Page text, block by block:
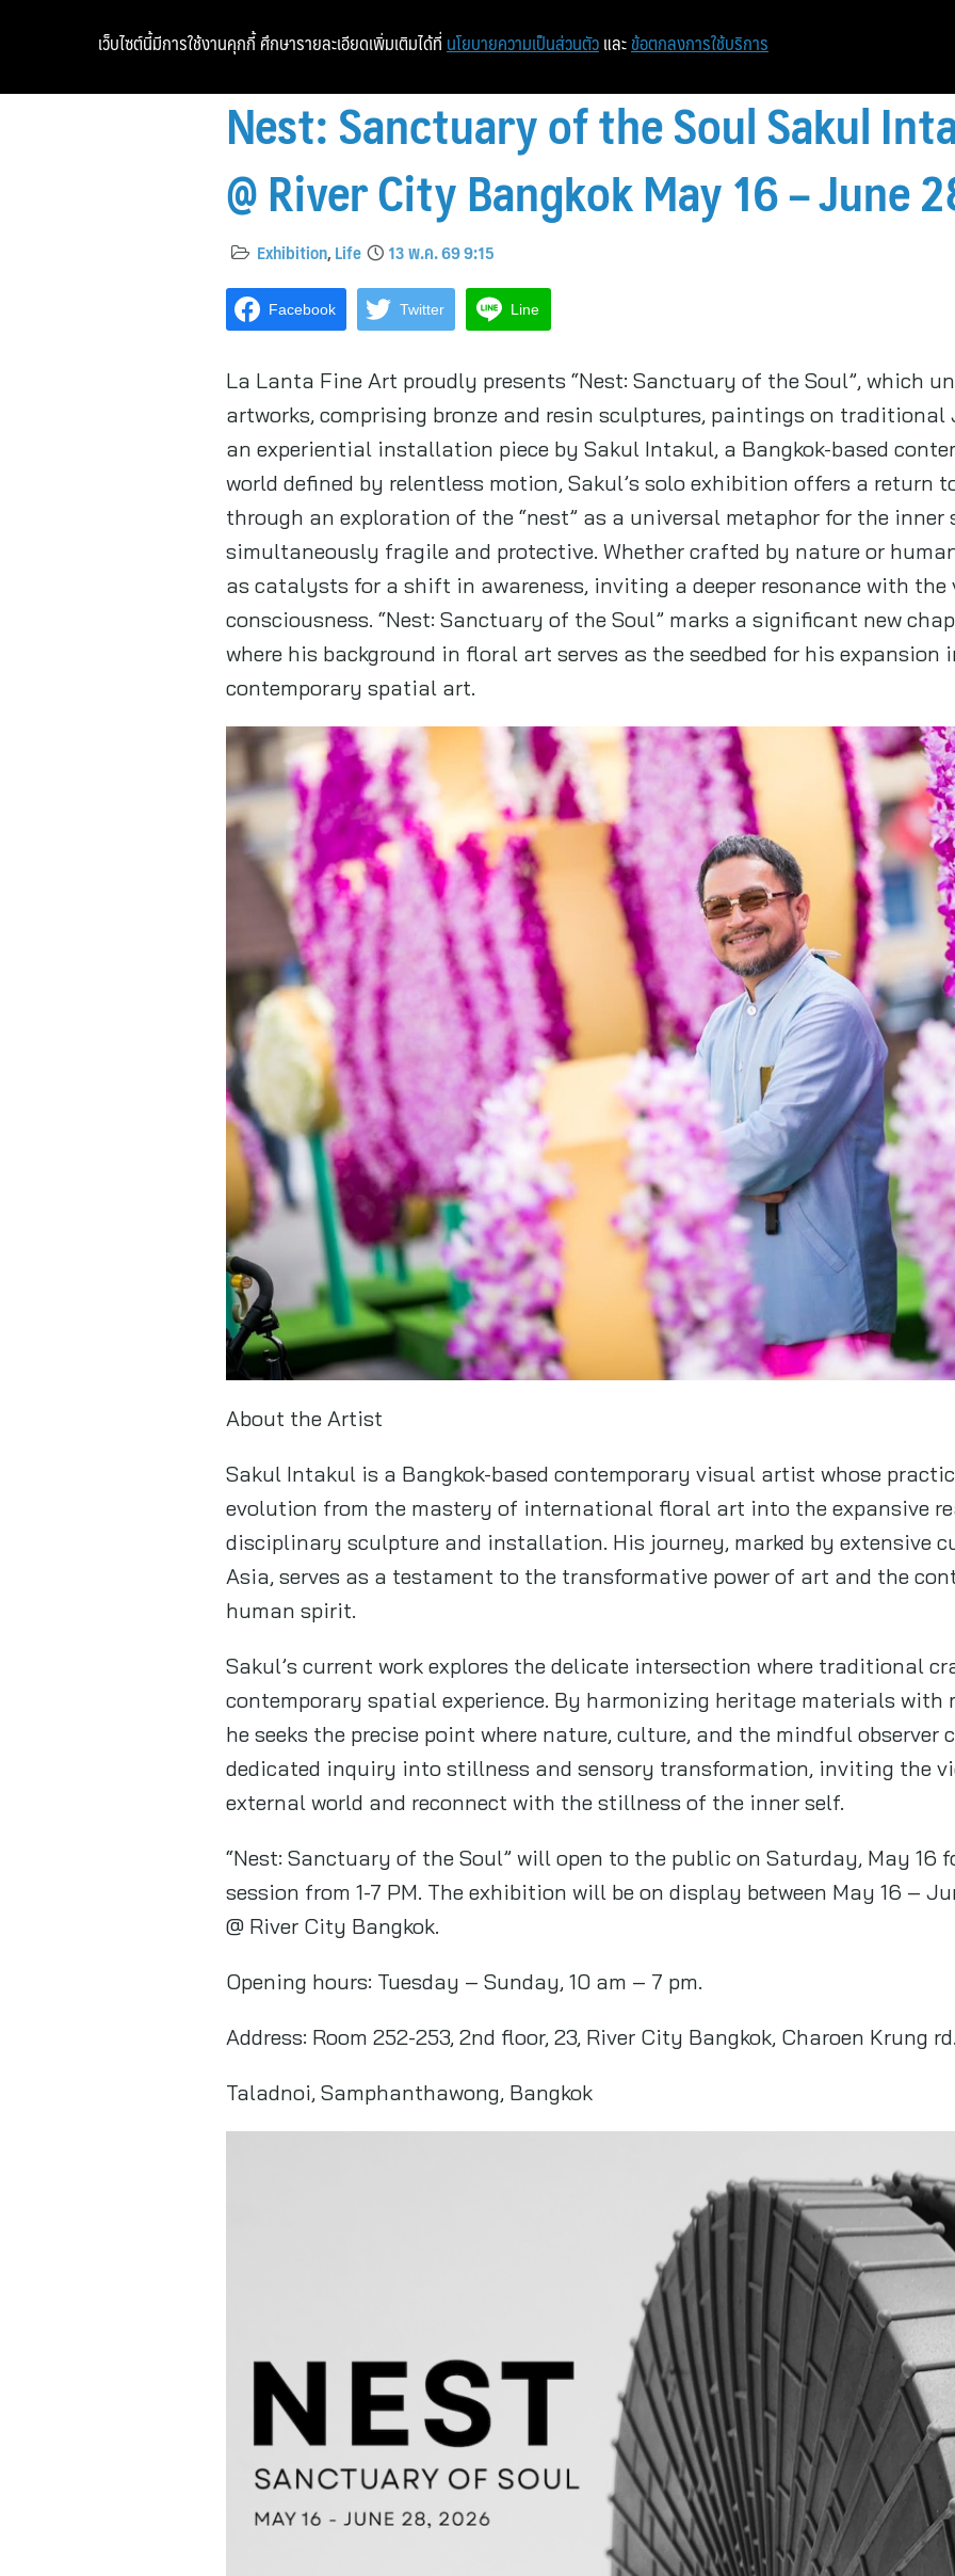
Nest: Sanctuary of the Soul Sakul
@ River City Bangkok May 16 – June
Exhibition,Life 13 พ.ค. 69 9:15
Facebook Twitter Line
La Lanta Fine Art proudly presents “Nest: Sanctuary of the Soul”, which
artworks, comprising bronze and resin sculptures, paintings on traditional
an experiential installation piece by Sakul Intakul, a Bangkok-based
world defined by relentless motion, Sakul’s solo exhibition offers a return
through an exploration of the “nest” as a universal metaphor for the
simultaneously fragile and protective. Whether crafted by nature or
as catalysts for a shift in awareness, inviting a deeper resonance with
consciousness. “Nest: Sanctuary of the Soul” marks a significant new
where his background in floral art serves as the seedbed for his expansion
contemporary spatial art.
About the Artist
Sakul Intakul is a Bangkok-based contemporary visual artist whose
evolution from the mastery of international floral art into the expansive
disciplinary sculpture and installation. His journey, marked by extensive
Asia, serves as a testament to the transformative power of art and the
human spirit.
Sakul’s current work explores the delicate intersection where traditional
contemporary spatial experience. By harmonizing heritage materials with
he seeks the precise point where nature, culture, and the mindful observer
dedicated inquiry into stillness and sensory transformation, inviting the
external world and reconnect with the stillness of the inner self.
“Nest: Sanctuary of the Soul” will open to the public on Saturday, May 16
session from 1-7 PM. The exhibition will be on display between May 16 –
@ River City Bangkok.
Opening hours: Tuesday – Sunday, 10 am – 7 pm.
Address: Room 252-253, 2nd floor, 23, River City Bangkok, Charoen Krung
Taladnoi, Samphanthawong, Bangkok
เว็บไซต์นี้มีการใช้งานคุกกี้ ศึกษารายละเอียดเพิ่มเติมได้ที่ นโยบายความเป็นส่วนตัว และ ข้อตกลงการใช้บริการ